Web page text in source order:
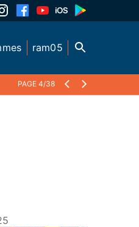
ram05
PAGE 4/38